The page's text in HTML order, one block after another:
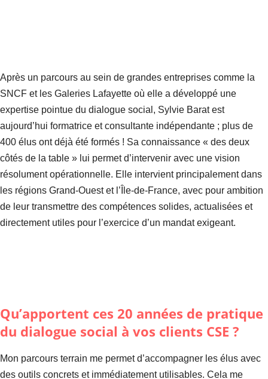
Après un parcours au sein de grandes entreprises comme la
SNCF et les Galeries Lafayette où elle a développé une
expertise pointue du dialogue social, Sylvie Barat est
aujourd’hui formatrice et consultante indépendante ; plus de
400 élus ont déjà été formés ! Sa connaissance « des deux
côtés de la table » lui permet d’intervenir avec une vision
résolument opérationnelle. Elle intervient principalement dans
les régions Grand-Ouest et l’Île-de-France, avec pour ambition
de leur transmettre des compétences solides, actualisées et
directement utiles pour l’exercice d’un mandat exigeant.
Qu’apportent ces 20 années de pratique
du dialogue social à vos clients CSE ?
Mon parcours terrain me permet d’accompagner les élus avec
des outils concrets et immédiatement utilisables. Cela me